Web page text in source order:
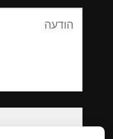
Please
leave